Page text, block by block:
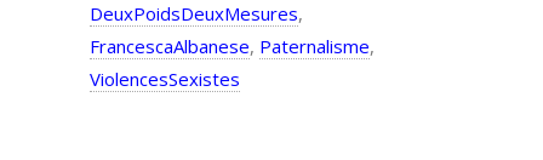
DeuxPoidsDeuxMesures,
FrancescaAlbanese, Paternalisme,
ViolencesSexistes